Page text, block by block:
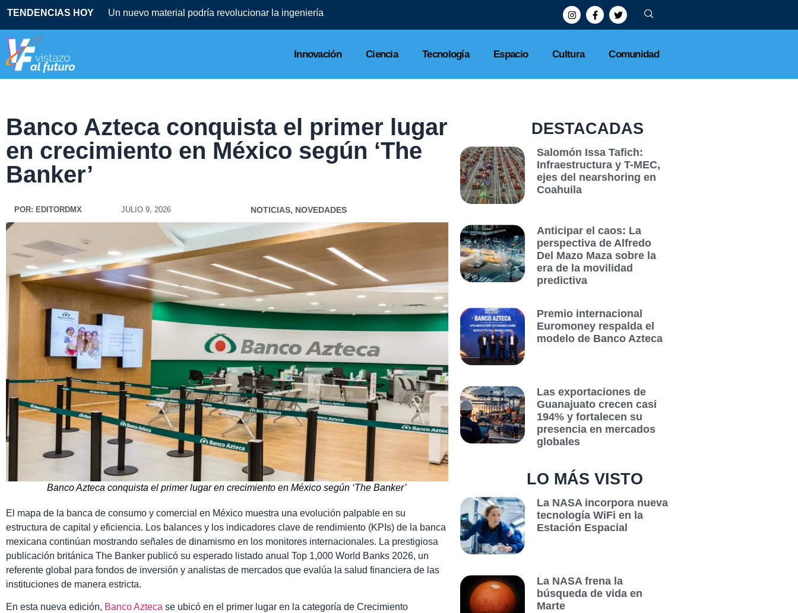
TENDENCIAS HOY Un nuevo material podría revolucionar la ingeniería
Innovación Ciencia Tecnología Espacio Cultura Comunidad
Banco Azteca conquista el primer lugar
en crecimiento en México según ‘The
Banker’
POR: EDITORDMX JULIO 9, 2026 NOTICIAS, NOVEDADES
Banco Azteca conquista el primer lugar en crecimiento en México según ‘The Banker’
El mapa de la banca de consumo y comercial en México muestra una evolución palpable en su
estructura de capital y eficiencia. Los balances y los indicadores clave de rendimiento (KPIs) de la banca
mexicana continúan mostrando señales de dinamismo en los monitores internacionales. La prestigiosa
publicación británica The Banker publicó su esperado listado anual Top 1,000 World Banks 2026, un
referente global para fondos de inversión y analistas de mercados que evalúa la salud financiera de las
instituciones de manera estricta.
En esta nueva edición, Banco Azteca se ubicó en el primer lugar en la categoría de Crecimiento
DESTACADAS
Salomón Issa Tafich:
Infraestructura y T-MEC,
ejes del nearshoring en
Coahuila
Anticipar el caos: La
perspectiva de Alfredo
Del Mazo Maza sobre la
era de la movilidad
predictiva
Premio internacional
Euromoney respalda el
modelo de Banco Azteca
Las exportaciones de
Guanajuato crecen casi
194% y fortalecen su
presencia en mercados
globales
LO MÁS VISTO
La NASA incorpora nueva
tecnología WiFi en la
Estación Espacial
La NASA frena la
búsqueda de vida en
Marte